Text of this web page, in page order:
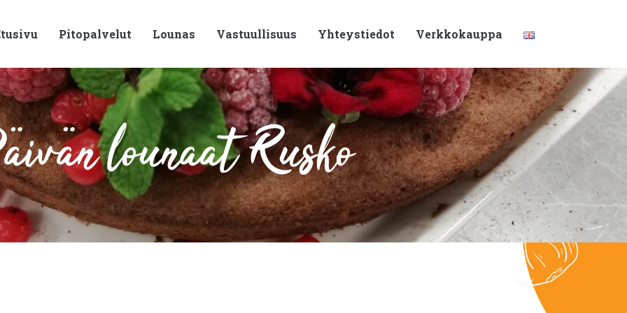
Pitopalvelut Lounas Vastuullisuus Yhteystiedot Verkkokauppa
lounaat Rusko